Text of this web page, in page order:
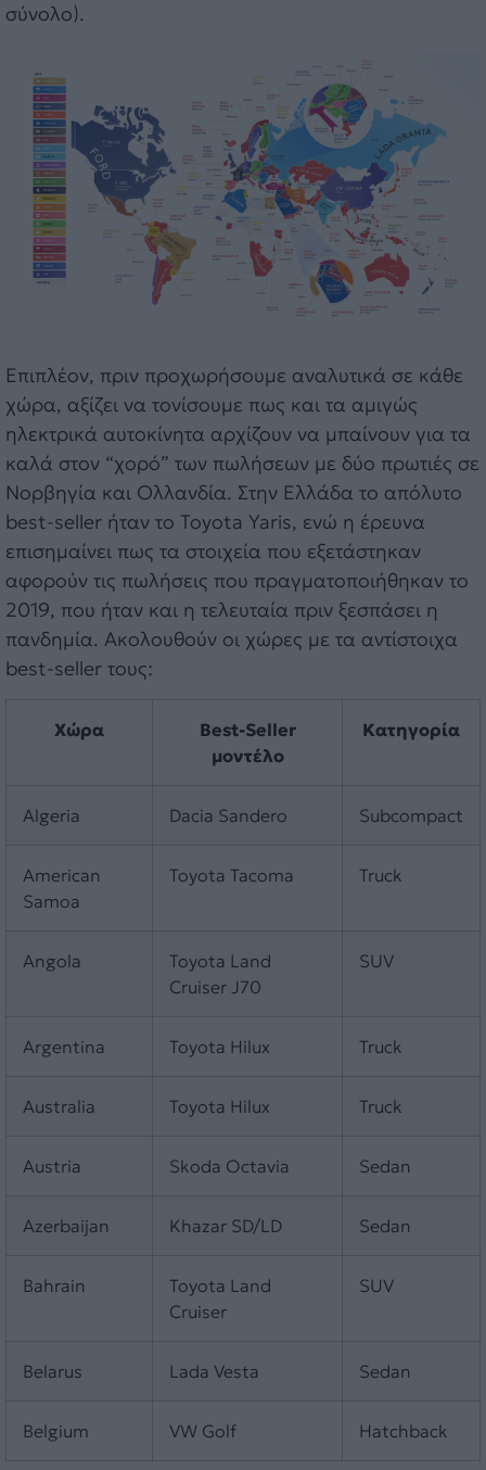
σύνολο).
Επιπλέον, πριν προχωρήσουμε αναλυτικά σε κάθε
χώρα, αξίζει να τονίσουμε πως και τα αμιγώς
ηλεκτρικά αυτοκίνητα αρχίζουν να μπαίνουν για τα
καλά στον “χορό” των πωλήσεων με δύο πρωτιές σε
Νορβηγία και Ολλανδία. Στην Ελλάδα το απόλυτο
best-seller ήταν το Toyota Yaris, ενώ η έρευνα
επισημαίνει πως τα στοιχεία που εξετάστηκαν
αφορούν τις πωλήσεις που πραγματοποιήθηκαν το
2019, που ήταν και η τελευταία πριν ξεσπάσει η
πανδημία. Ακολουθούν οι χώρες με τα αντίστοιχα
best-seller τους:
Χώρα
Best-Seller
μοντέλο
Κατηγορία
Algeria Dacia Sandero Subcompact
American
Samoa
Toyota Tacoma Truck
Angola
Toyota Land
Cruiser J70
SUV
Argentina Toyota Hilux Truck
Australia Toyota Hilux Truck
Austria Skoda Octavia Sedan
Azerbaijan Khazar SD/LD Sedan
Bahrain
Toyota Land
Cruiser
SUV
Belarus Lada Vesta Sedan
Belgium VW Golf Hatchback